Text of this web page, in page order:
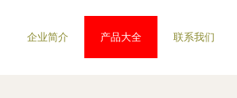
企业简介 产品大全 联系我们